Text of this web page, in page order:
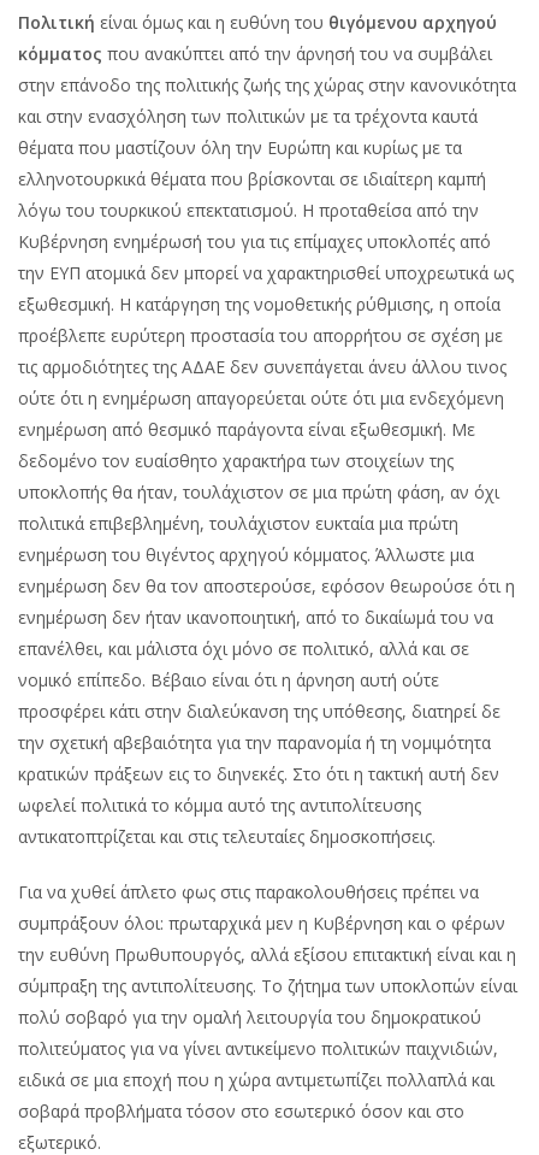
Πολιτική είναι όμως και η ευθύνη του θιγόμενου αρχηγού
κόμματος που ανακύπτει από την άρνησή του να συμβάλει
στην επάνοδο της πολιτικής ζωής της χώρας στην κανονικότητα
και στην ενασχόληση των πολιτικών με τα τρέχοντα καυτά
θέματα που μαστίζουν όλη την Ευρώπη και κυρίως με τα
ελληνοτουρκικά θέματα που βρίσκονται σε ιδιαίτερη καμπή
λόγω του τουρκικού επεκτατισμού. Η προταθείσα από την
Κυβέρνηση ενημέρωσή του για τις επίμαχες υποκλοπές από
την ΕΥΠ ατομικά δεν μπορεί να χαρακτηρισθεί υποχρεωτικά ως
εξωθεσμική. Η κατάργηση της νομοθετικής ρύθμισης, η οποία
προέβλεπε ευρύτερη προστασία του απορρήτου σε σχέση με
τις αρμοδιότητες της ΑΔΑΕ δεν συνεπάγεται άνευ άλλου τινος
ούτε ότι η ενημέρωση απαγορεύεται ούτε ότι μια ενδεχόμενη
ενημέρωση από θεσμικό παράγοντα είναι εξωθεσμική. Με
δεδομένο τον ευαίσθητο χαρακτήρα των στοιχείων της
υποκλοπής θα ήταν, τουλάχιστον σε μια πρώτη φάση, αν όχι
πολιτικά επιβεβλημένη, τουλάχιστον ευκταία μια πρώτη
ενημέρωση του θιγέντος αρχηγού κόμματος. Άλλωστε μια
ενημέρωση δεν θα τον αποστερούσε, εφόσον θεωρούσε ότι η
ενημέρωση δεν ήταν ικανοποιητική, από το δικαίωμά του να
επανέλθει, και μάλιστα όχι μόνο σε πολιτικό, αλλά και σε
νομικό επίπεδο. Βέβαιο είναι ότι η άρνηση αυτή ούτε
προσφέρει κάτι στην διαλεύκανση της υπόθεσης, διατηρεί δε
την σχετική αβεβαιότητα για την παρανομία ή τη νομιμότητα
κρατικών πράξεων εις το διηνεκές. Στο ότι η τακτική αυτή δεν
ωφελεί πολιτικά το κόμμα αυτό της αντιπολίτευσης
αντικατοπτρίζεται και στις τελευταίες δημοσκοπήσεις.
Για να χυθεί άπλετο φως στις παρακολουθήσεις πρέπει να
συμπράξουν όλοι: πρωταρχικά μεν η Κυβέρνηση και ο φέρων
την ευθύνη Πρωθυπουργός, αλλά εξίσου επιτακτική είναι και η
σύμπραξη της αντιπολίτευσης. Το ζήτημα των υποκλοπών είναι
πολύ σοβαρό για την ομαλή λειτουργία του δημοκρατικού
πολιτεύματος για να γίνει αντικείμενο πολιτικών παιχνιδιών,
ειδικά σε μια εποχή που η χώρα αντιμετωπίζει πολλαπλά και
σοβαρά προβλήματα τόσον στο εσωτερικό όσον και στο
εξωτερικό.